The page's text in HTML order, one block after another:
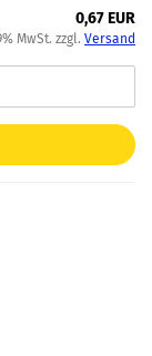
0,67 EUR
MwSt. zzgl. Versand